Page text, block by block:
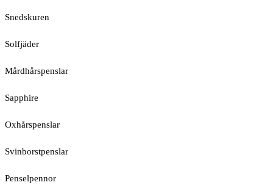
Snedskuren
Solfjäder
Mårdhårspenslar
Sapphire
Oxhårspenslar
Svinborstpenslar
Penselpennor